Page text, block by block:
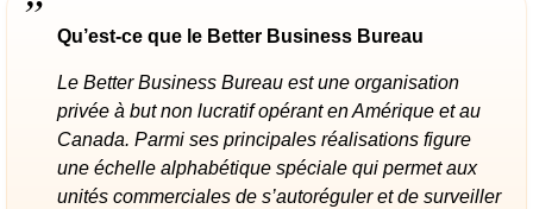
Qu’est-ce que le Better Business Bureau
Le Better Business Bureau est une organisation
privée à but non lucratif opérant en Amérique et au
Canada. Parmi ses principales réalisations figure
une échelle alphabétique spéciale qui permet aux
unités commerciales de s’autoréguler et de surveiller